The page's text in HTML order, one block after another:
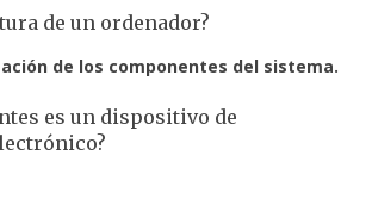
de un ordenador?
de los componentes del sistema.
es un dispositivo de